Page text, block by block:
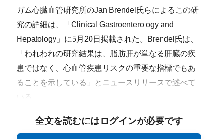
ガム心臓血管研究所のJan Brendel氏らによるこの研
究の詳細は、「Clinical Gastroenterology and
Hepatology」に5月20日掲載された。Brendel氏は、
「われわれの研究結果は、脂肪肝が単なる肝臓の疾
患ではなく、心血管疾患リスクの重要な指標でもあ
ることを示している」とニュースリリースで述べて
いる。
全文を読むにはログインが必要です